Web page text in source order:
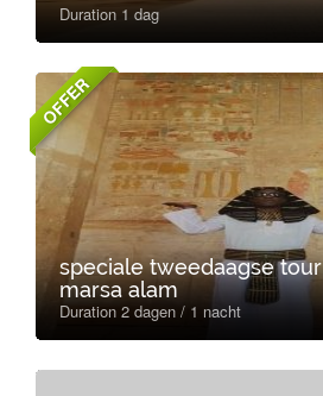
Duration 1 dag
OFFER
speciale tweedaagse
marsa alam
Duration 2 dagen / 1 nacht